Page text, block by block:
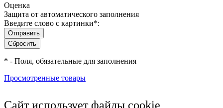
Оценка
Защита от автоматического заполнения
Введите слово с картинки*:
* - Поля, обязательные для заполнения
Просмотренные товары
Сайт использует файлы cookie